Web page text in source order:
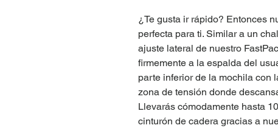
¿Te gusta ir rápido? Entonces
perfecta para ti. Similar a un
ajuste lateral de nuestro
firmemente a la espalda del
parte inferior de la mochila con
zona de tensión donde
Llevarás cómodamente hasta
cinturón de cadera gracias a